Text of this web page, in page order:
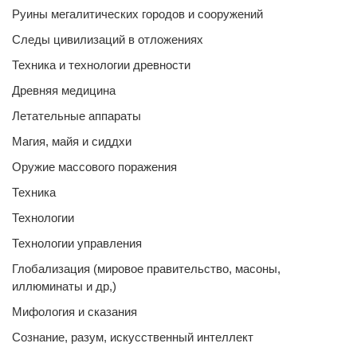
Руины мегалитических городов и сооружений
Следы цивилизаций в отложениях
Техника и технологии древности
Древняя медицина
Летательные аппараты
Магия, майя и сиддхи
Оружие массового поражения
Техника
Технологии
Технологии управления
Глобализация (мировое правительство, масоны,
иллюминаты и др,)
Мифология и сказания
Сознание, разум, искусственный интеллект